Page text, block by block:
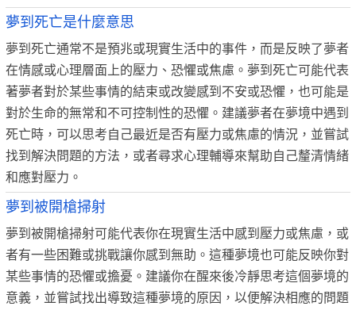
夢到死亡是什麼意思
夢到死亡通常不是預兆或現實生活中的事件，而是反映了夢者
在情感或心理層面上的壓力、恐懼或焦慮。夢到死亡可能代表
著夢者對於某些事情的結束或改變感到不安或恐懼，也可能是
對於生命的無常和不可控制性的恐懼。建議夢者在夢境中遇到
死亡時，可以思考自己最近是否有壓力或焦慮的情況，並嘗試
找到解決問題的方法，或者尋求心理輔導來幫助自己釐清情緒
和應對壓力。
夢到被開槍掃射
夢到被開槍掃射可能代表你在現實生活中感到壓力或焦慮，或
者有一些困難或挑戰讓你感到無助。這種夢境也可能反映你對
某些事情的恐懼或擔憂。建議你在醒來後冷靜思考這個夢境的
意義，並嘗試找出導致這種夢境的原因，以便解決相應的問題